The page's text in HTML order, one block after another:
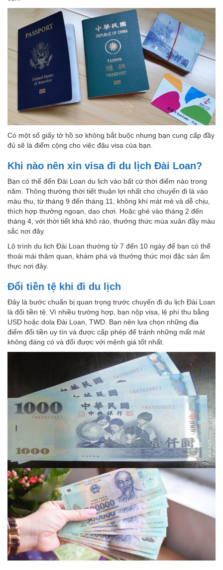
Có một số giấy tờ hồ sơ không bắt buộc nhưng bạn cung cấp đầy
đủ sẽ là điểm cộng cho việc đậu visa của bạn.
Khi nào nên xin visa đi du lịch Đài Loan?
Bạn có thể đến Đài Loan du lịch vào bất cứ thời điểm nào trong
năm. Thông thường thời tiết thuận lợi nhất cho chuyến đi là vào
màu thu, từ tháng 9 đến tháng 11, không khí mát mẻ và dễ chịu,
thích hợp thưởng ngoạn, dạo chơi. Hoặc ghé vào tháng 2 đến
tháng 4, với thời tiết khá khô ráo, thưởng thức mùa xuân đầy màu
sắc nơi đây.
Lộ trình du lịch Đài Loan thường từ 7 đến 10 ngày để bạn có thể
thoải mái thăm quan, khám phá và thưởng thức mọi đặc sản ẩm
thực nơi đây.
Đổi tiền tệ khi đi du lịch
Đây là bước chuẩn bị quan trọng trước chuyến đi du lịch Đài Loan
là đổi tiền tệ. Vì nhiều trường hợp, bạn nộp visa, lệ phí thu bằng
USD hoặc dola Đài Loan, TWD. Bạn nên lựa chọn những địa
điểm đổi tiền uy tín và được cấp phép để tránh những mất mát
không đáng có và đổi được với mệnh giá tốt nhất.